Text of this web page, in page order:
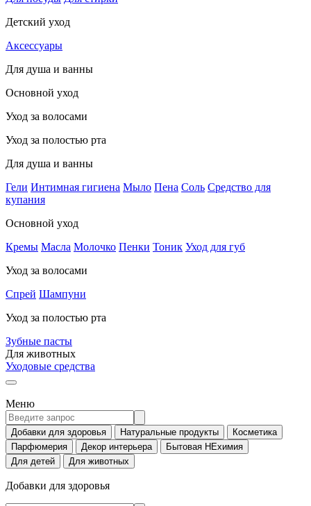
Детский уход
Аксессуары
Для душа и ванны
Основной уход
Уход за волосами
Уход за полостью рта
Для душа и ванны
Гели Интимная гигиена Мыло Пена Соль Средство для
купания
Основной уход
Кремы Масла Молочко Пенки Тоник Уход для губ
Уход за волосами
Спрей Шампуни
Уход за полостью рта
Зубные пасты
Для животных
Уходовые средства
Меню
Добавки для здоровья Натуральные продукты
Косметика
Парфюмерия
Декор интерьера
Бытовая НЕхимия
Для детей
Для животных
Добавки для здоровья